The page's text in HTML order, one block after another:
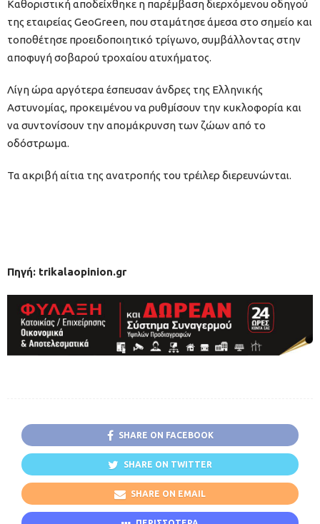
Καθοριστική αποδείχθηκε η παρέμβαση διερχόμενου οδηγού
της εταιρείας GeoGreen, που σταμάτησε άμεσα στο σημείο και
τοποθέτησε προειδοποιητικό τρίγωνο, συμβάλλοντας στην
αποφυγή σοβαρού τροχαίου ατυχήματος.
Λίγη ώρα αργότερα έσπευσαν άνδρες της Ελληνικής
Αστυνομίας, προκειμένου να ρυθμίσουν την κυκλοφορία και
να συντονίσουν την απομάκρυνση των ζώων από το
οδόστρωμα.
Τα ακριβή αίτια της ανατροπής του τρέιλερ διερευνώνται.
Πηγή: trikalaopinion.gr
SHARE ON FACEBOOK
SHARE ON TWITTER
SHARE ON EMAIL